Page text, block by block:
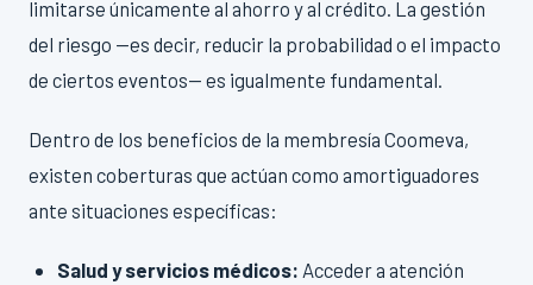
limitarse únicamente al ahorro y al crédito. La gestión
del riesgo —es decir, reducir la probabilidad o el impacto
de ciertos eventos— es igualmente fundamental.
Dentro de los beneficios de la membresía Coomeva,
existen coberturas que actúan como amortiguadores
ante situaciones específicas:
Salud y servicios médicos: Acceder a atención